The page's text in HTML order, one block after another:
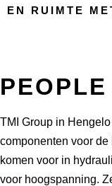
EN RUIMTE
PEOPLE
TMI Group in
componenten voor
komen voor in
voor hoogspanning.